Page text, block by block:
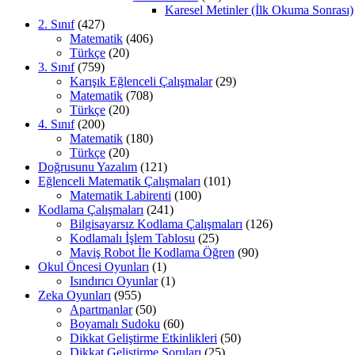
Karesel Metinler (İlk Okuma Sonrası)
2. Sınıf(427)
Matematik (406)
Türkçe (20)
3. Sınıf(759)
Karışık Eğlenceli Çalışmalar(29)
Matematik (708)
Türkçe (20)
4. Sınıf(200)
Matematik (180)
Türkçe (20)
Doğrusunu Yazalım (121)
Eğlenceli Matematik Çalışmaları (101)
Matematik Labirenti (100)
Kodlama Çalışmaları (241)
Bilgisayarsız Kodlama Çalışmaları (126)
Kodlamalı İşlem Tablosu (25)
Maviş Robot İle Kodlama Öğren (90)
Okul Öncesi Oyunları (1)
Isındırıcı Oyunlar(1)
Zeka Oyunları (955)
Apartmanlar(50)
Boyamalı Sudoku (60)
Dikkat Geliştirme Etkinlikleri (50)
Dikkat Geliştirme Soruları (25)